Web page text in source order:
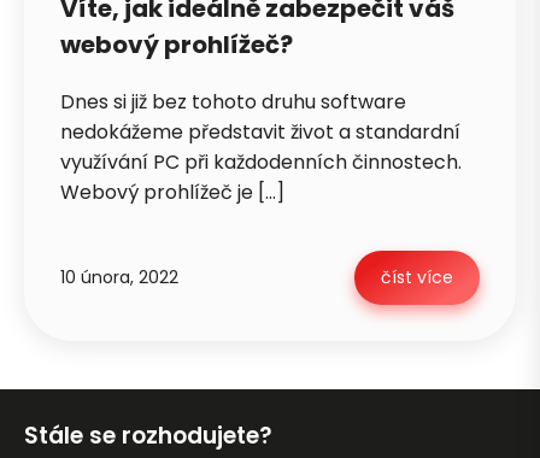
Víte, jak ideálně zabezpečit váš
webový prohlížeč?
Dnes si již bez tohoto druhu software
nedokážeme představit život a standardní
využívání PC při každodenních činnostech.
Webový prohlížeč je […]
10 února, 2022 číst více
Stále se rozhodujete?